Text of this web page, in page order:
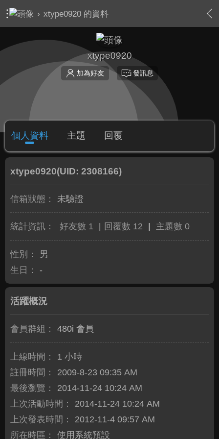
› xtype0920 的資料
xtype0920
加為好友 發訊息
個人資料 主題 回覆
xtype0920(UID: 2308166)
信箱狀態： 未驗證
統計資訊： 好友數 1 回覆數 12 主題數 0
性別：
男
生日：
-
活躍概況
會員群組： 480i 會員
上線時間：
1 小時
註冊時間：
2009-8-23 09:35 AM
最後瀏覽：
2014-11-24 10:24 AM
上次活動時間：
2014-11-24 10:24 AM
上次發表時間：
2012-11-4 09:57 AM
所在時區：
使用系統預設